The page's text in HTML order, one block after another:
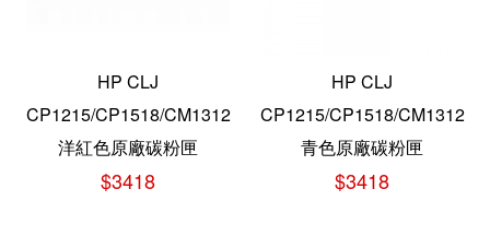
HP CLJ
CP1215/CP1518/CM1312
洋紅色原廠碳粉匣
$3418
HP CLJ
CP1215/CP1518/CM1312
青色原廠碳粉匣
$3418